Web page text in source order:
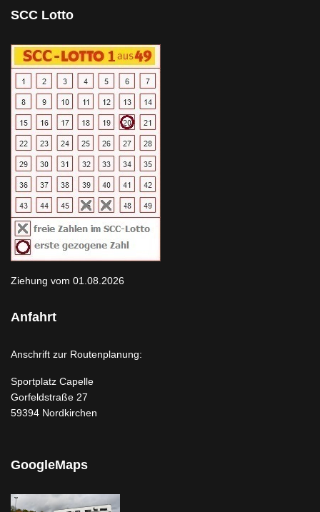
SCC Lotto
Ziehung vom 01.08.2026
Anfahrt
Anschrift zur Routenplanung:
Sportplatz Capelle
Gorfeldstraße 27
59394 Nordkirchen
GoogleMaps